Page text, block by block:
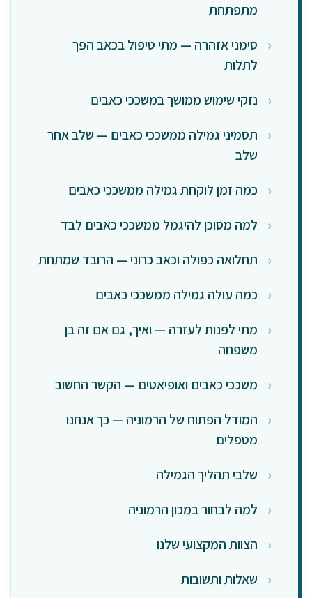
מתפתחת
סימני אזהרה — מתי טיפול בכאב הפך
לתלות
נזקי שימוש ממושך במשככי כאבים
תסמיני גמילה ממשככי כאבים — שלב אחר
שלב
כמה זמן לוקחת גמילה ממשככי כאבים
למה מסוכן להיגמל ממשככי כאבים לבד
תחלואה כפולה וכאב כרוני — הרובד שמתחת
כמה עולה גמילה ממשככי כאבים
מתי לפנות לעזרה — ואיך, גם אם זה בן
משפחה
משככי כאבים ואופיאטים — הקשר החשוב
המודל הפתוח של הרמוניה — כך אנחנו
מטפלים
שלבי תהליך הגמילה
למה לבחור במכון הרמוניה
הצוות המקצועי שלנו
שאלות ותשובות